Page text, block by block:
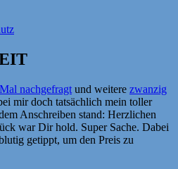
nachgefragt und weitere zwanzig
mir doch tatsächlich mein toller
Anschreiben stand: Herzlichen
war Dir hold. Super Sache. Dabei
getippt, um den Preis zu